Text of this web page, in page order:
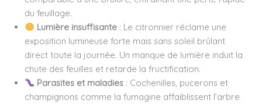
du feuillage.
Lumière insuffisante : Le citronnier réclame une
exposition lumineuse forte mais sans soleil brûlant
direct toute la journée. Un manque de lumière induit la
chute des feuilles et retarde la fructification.
Parasites et maladies : Cochenilles, pucerons et
champignons comme la fumagine affaiblissent l’arbre